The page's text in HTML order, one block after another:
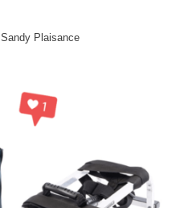
Sandy Plaisance